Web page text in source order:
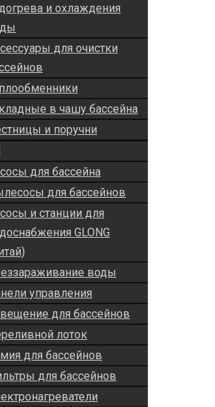
и охлаждения
для очистки
в чашу бассейна
и поручни
для бассейна
для бассейнов
и станции для
GLONG
воды
управления
для бассейнов
лоток
для бассейнов
для бассейнов